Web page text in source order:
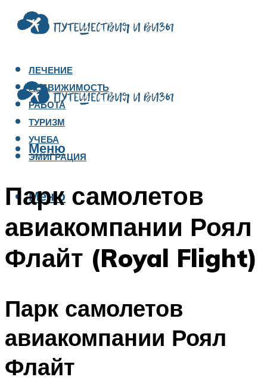
ЛЕЧЕНИЕ
НЕДВИЖИМОСТЬ
РАБОТА
ТУРИЗМ
УЧЕБА
ЭМИГРАЦИЯ
Меню
Меню
Парк самолетов
авиакомпании Роял
Флайт (Royal Flight)
Парк самолетов
авиакомпании Роял
Флайт